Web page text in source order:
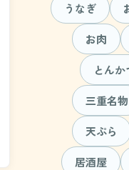
うなぎ
お肉
とんか
三重名物
天ぷら
居酒屋